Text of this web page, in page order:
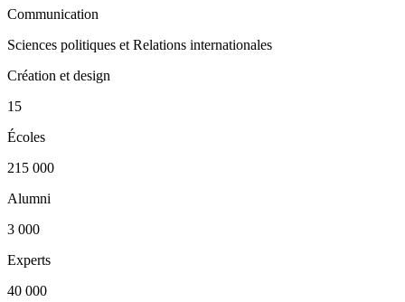
Communication
Sciences politiques et Relations internationales
Création et design
15
Écoles
215 000
Alumni
3 000
Experts
40 000